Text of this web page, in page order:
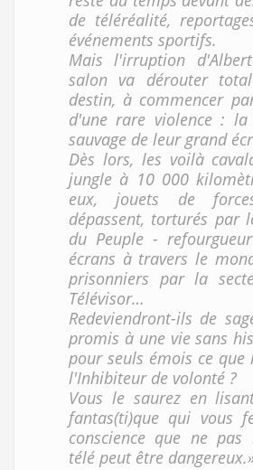
de téléréalité,
événements sportifs.
Mais l'irruption
salon va dérouter
destin, à commencer
d'une rare violence : la
sauvage de leur grand
Dès lors, les voilà
jungle à 10 000
eux, jouets de
dépassent, torturés par
du Peuple -
écrans à travers le
prisonniers par la
Télévisor…
Redeviendront-ils de
promis à une vie sans
pour seuls émois ce
l'Inhibiteur de volonté ?
Vous le saurez en
fantas(ti)que qui vous
conscience que ne pas
télé peut être